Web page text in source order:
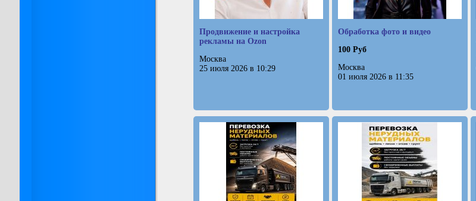
Продвижение и настройка
рекламы на Ozon
Москва
25 июля 2026 в 10:29
Обработка фото и видео
100 Руб
Москва
01 июля 2026 в 11:35